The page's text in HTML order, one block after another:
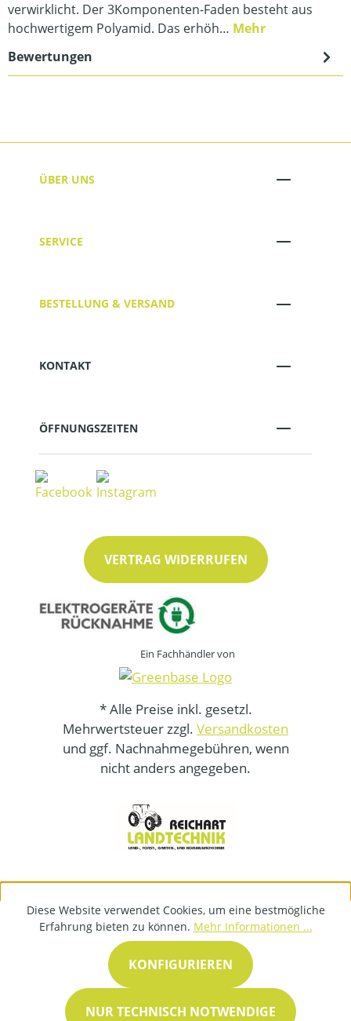
verwirklicht. Der 3Komponenten-Faden besteht aus
hochwertigem Polyamid. Das erhöh… Mehr
Bewertungen
ÜBER UNS
SERVICE
BESTELLUNG & VERSAND
KONTAKT
ÖFFNUNGSZEITEN
VERTRAG WIDERRUFEN
Ein Fachhändler von
* Alle Preise inkl. gesetzl.
Mehrwertsteuer zzgl. Versandkosten
und ggf. Nachnahmegebühren, wenn
nicht anders angegeben.
Diese Website verwendet Cookies, um eine bestmögliche
Erfahrung bieten zu können. Mehr Informationen ...
NUR TECHNISCH NOTWENDIGE
KONFIGURIEREN